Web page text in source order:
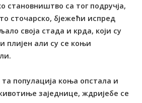
становништво са тог подручја,
сточарско, бјежећи испред
своја стада и крда, који су
плијен али су се коњи
та популација коња опстала и
заједнице, ждријебе се